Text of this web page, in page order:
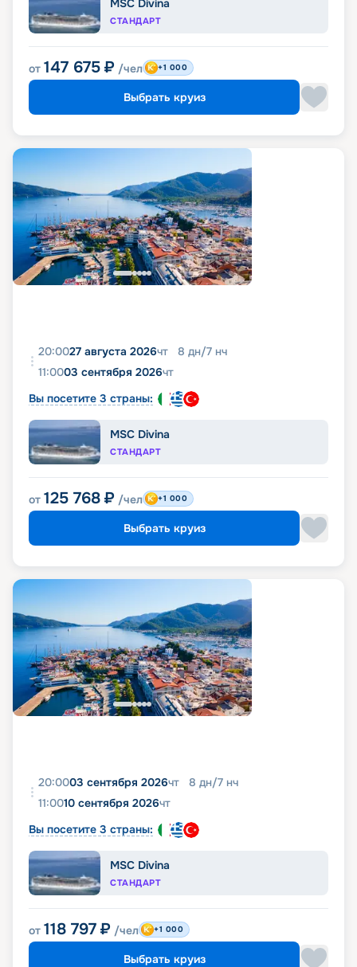
MSC Divina
СТАНДАРТ
от 147 675 ₽ /чел +1 000
Выбрать круиз
20:0027 августа 2026чт 8 дн/7 нч
11:0003 сентября 2026чт
Вы посетите 3 страны:
MSC Divina
СТАНДАРТ
от 125 768 ₽ /чел +1 000
Выбрать круиз
20:0003 сентября 2026чт 8 дн/7 нч
11:0010 сентября 2026чт
Вы посетите 3 страны:
MSC Divina
СТАНДАРТ
от 118 797 ₽ /чел +1 000
Выбрать круиз